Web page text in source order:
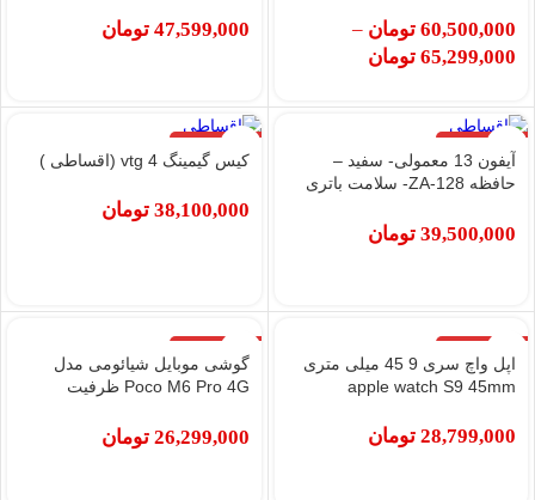
60,500,000 تومان –
65,299,000 تومان
47,599,000 تومان
آیفون 13 معمولی- سفید –
حافظه 128-ZA- سلامت باتری
39,500,000 تومان
کیس گیمینگ vtg 4 (اقساطی )
38,100,000 تومان
اپل واچ سری 9 45 میلی متری
apple watch S9 45mm
28,799,000 تومان
گوشی موبایل شیائومی مدل
Poco M6 Pro 4G ظرفیت
12گیگابایت
26,299,000 تومان